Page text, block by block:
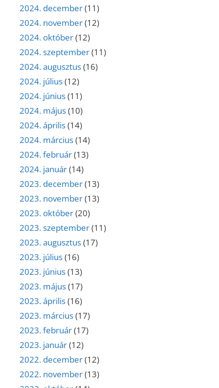
2024. december(11)
2024. november(12)
2024. október(12)
2024. szeptember(11)
2024. augusztus(16)
2024. július(12)
2024. június(11)
2024. május(10)
2024. április(14)
2024. március(14)
2024. február(13)
2024. január(14)
2023. december(13)
2023. november(13)
2023. október(20)
2023. szeptember(11)
2023. augusztus(17)
2023. július(16)
2023. június(13)
2023. május(17)
2023. április(16)
2023. március(17)
2023. február(17)
2023. január(12)
2022. december(12)
2022. november(13)